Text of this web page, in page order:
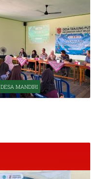
DESA MANDIRI